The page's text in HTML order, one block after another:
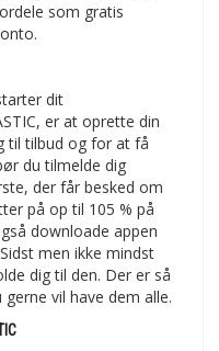
som gratis
dit
er at oprette din
til tilbud og for at få
du tilmelde dig
der får besked om
på op til 105 % på
downloade appen
men ikke mindst
dig til den. Der er så
vil have dem alle.